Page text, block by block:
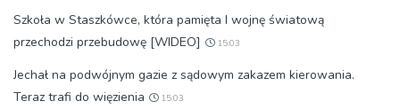
Szkoła w Staszkówce, która pamięta I wojnę światową
przechodzi przebudowę [WIDEO]
15:03
Jechał na podwójnym gazie z sądowym zakazem kierowania.
Teraz trafi do więzienia
15:03